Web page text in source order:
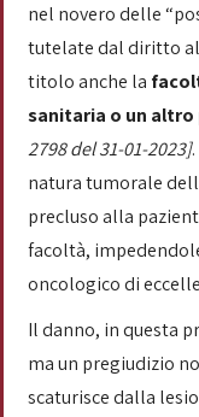
nel novero delle
tutelate dal diritto
titolo anche la
sanitaria o un
2798 del 31-01-2023]
natura tumorale
precluso alla
facoltà,
oncologico di
Il danno, in questa
ma un pregiudizio
scaturisce dalla